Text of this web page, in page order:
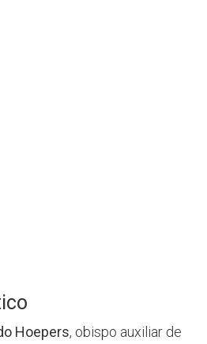
Hoepers, obispo auxiliar de